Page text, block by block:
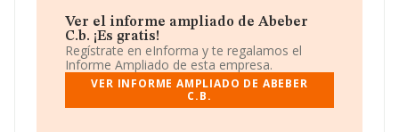
Ver el informe ampliado de Abeber
C.b. ¡Es gratis!
Regístrate en eInforma y te regalamos el
Informe Ampliado de esta empresa.
VER INFORME AMPLIADO DE ABEBER
C.B.